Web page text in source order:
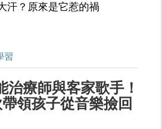
汗？原來是它惹的禍
習
治療師與客家歌手！
領孩子從音樂撿回